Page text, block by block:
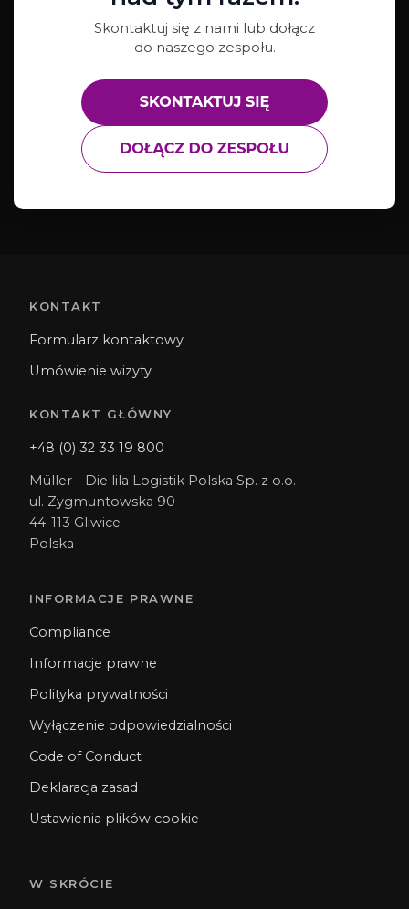
Skontaktuj się z nami lub dołącz
do naszego zespołu.
KONTAKT
Formularz kontaktowy
Umówienie wizyty
KONTAKT GŁÓWNY
+48 (0) 32 33 19 800
Müller - Die lila Logistik Polska Sp. z o.o.
ul. Zygmuntowska 90
44-113 Gliwice
Polska
INFORMACJE PRAWNE
Compliance
Informacje prawne
Polityka prywatności
Wyłączenie odpowiedzialności
Code of Conduct
Deklaracja zasad
Ustawienia plików cookie
W SKRÓCIE